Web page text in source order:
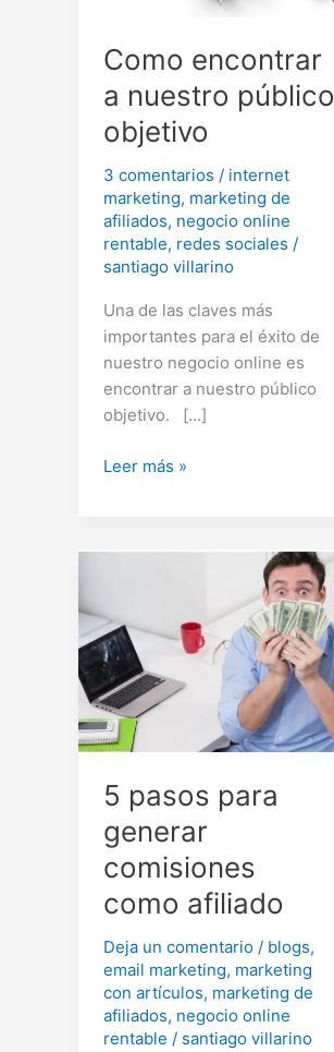
Como encontrar
a nuestro público
objetivo
3 comentarios / internet
marketing, marketing de
afiliados, negocio online
rentable, redes sociales /
santiago villarino
Una de las claves más
importantes para el éxito de
nuestro negocio online es
encontrar a nuestro público
objetivo. […]
Como
Leer más »
5 pasos para
generar
comisiones
como afiliado
Deja un comentario / blogs,
email marketing, marketing
con artículos, marketing de
afiliados, negocio online
rentable / santiago villarino